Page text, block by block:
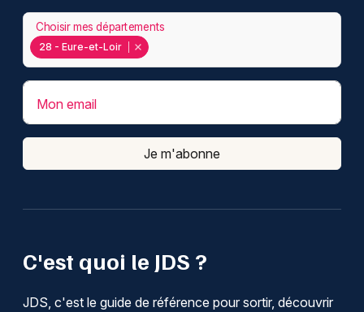
C'est quoi le JDS ?
JDS, c'est le guide de référence pour sortir, découvrir
28 - Eure-et-Loir
Choisir mes départements
Mon email
Je m'abonne